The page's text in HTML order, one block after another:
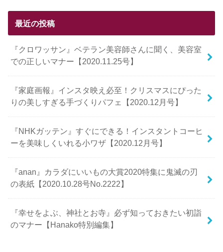
最近の投稿
『クロワッサン』ベテラン美容師さんに聞く、美容室
での正しいマナー【2020.11.25号】
『家庭画報』インスタ映え必至！クリスマスにぴった
りの美しすぎる手づくりパフェ【2020.12月号】
『NHKガッテン』すぐにできる！インスタントコーヒ
ーを美味しくいれる小ワザ【2020.12月号】
『anan』カラダにいいもの大賞2020特集に鬼滅の刃
の表紙【2020.10.28号No.2222】
『幸せをよぶ、神社とお寺』必ず知っておきたい初詣
のマナー【Hanako特別編集】